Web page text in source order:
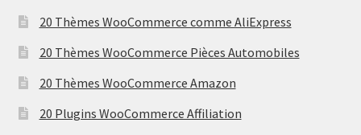
20 Thèmes WooCommerce comme AliExpress
20 Thèmes WooCommerce Pièces Automobiles
20 Thèmes WooCommerce Amazon
20 Plugins WooCommerce Affiliation